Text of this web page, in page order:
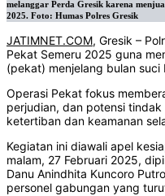
melanggar Perda Gresik karena
2025. Foto: Humas Polres Gresik
JATIMNET.COM, Gresik –
Pekat Semeru 2025 guna
(pekat) menjelang bulan suci
Operasi Pekat fokus
perjudian, dan potensi
ketertiban dan keamanan
Kegiatan ini diawali apel
malam, 27 Februari 2025,
Danu Anindhita Kuncoro
personel gabungan yang